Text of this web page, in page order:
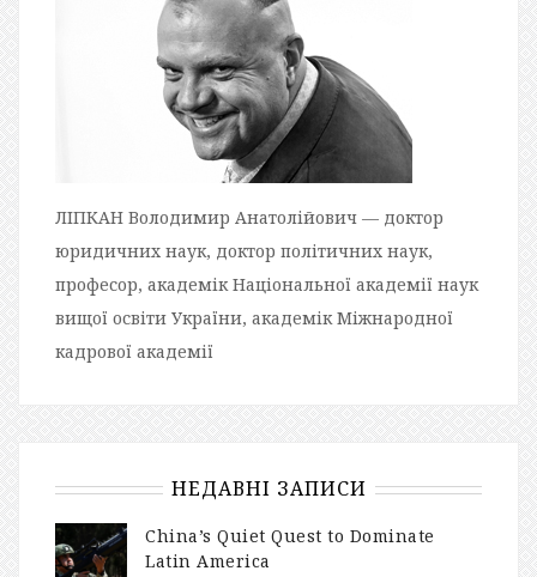
ЛІПКАН Володимир Анатолійович — доктор
юридичних наук, доктор політичних наук,
професор, академік Національної академії наук
вищої освіти України, академік Міжнародної
кадрової академії
НЕДАВНІ ЗАПИСИ
China’s Quiet Quest to Dominate
Latin America